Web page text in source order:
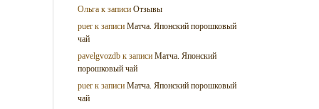
Ольга к записиОтзывы
puer к записиМатча. Японский порошковый
чай
pavelgvozdb к записиМатча. Японский
порошковый чай
puer к записиМатча. Японский порошковый
чай